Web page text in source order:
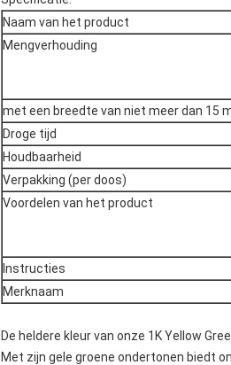
Naam van het product
Mengverhouding
met een breedte van niet meer dan 15
Droge tijd
Houdbaarheid
Verpakking (per doos)
Voordelen van het product
Instructies
Merknaam
De heldere kleur van onze 1K Yellow
Met zijn gele groene ondertonen biedt